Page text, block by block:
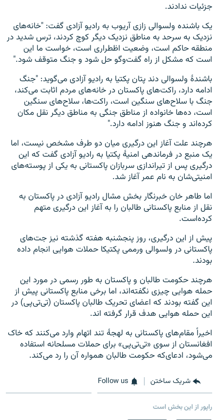
جزئیات ندادند.
یک باشنده ولسوالی زازی آریوب به رادیو آزادی گفت: "خانه‌های
نزدیک به سرحد به مناطق نزدیک دیگر کوچ کردند، ترس شدید در
منطقه حاکم است، وضعیت اظطراری است، خواست ما این
است که مشکل از راه گفت‌وگو حل شود و جنگ متوقف شود."
باشندهٔ ولسوالی دند پتان پکتیا به رادیو آزادی می‌گوید: "جنگ
ادامه دارد، راکت‌های پاکستان در خانه‌‌های مردم اثابت می‌کند،
جنگ با سلاح‌های سنگین است، راکت‌ها، سلاح‌های سنگین
است، ده‌ها خانواده از مناطق جنگی به مناطق دیگر نقل مکان
کرده‌اند و جنگ هنوز ادامه دارد."
هرچند علت آغاز این درگیری میان دو طرف مشخص نیست، اما
یک منبع در فرماندهی امنیهٔ پکتیا به رادیو آزادی گفت که این
درگیری پس از تیراندازی سربازان پاکستانی به یکی از پوسته‌های
امنیتی‌شان به نام عمر آغاز شد.
اما طاهر خان خبرنگار بخش مشال رادیو آزادی در پاکستان به
نقل از منابع پاکستانی طالبان را به آغاز این درگیری متهم
کرده‌است.
پیش از این درگیری، روز پنجشنبه هفته گذشته نیز جت‌های
پاکستانی در ولسوالی ورممی پکتیکا حملات هوایی انجام داده
بودند.
هرچند حکومت طالبان و پاکستان به طور رسمی در مورد این
حمله هوایی چیزی نگفته‌اند، اما برخی منابع پاکستانی پیش از
این گفته بودند که اعضای تحریک طالبان پاکستان (تی‌تی‌پی) در
این حمله هوایی هدف قرار گرفته اند.
اخیراً مقام‌های پاکستانی به لهجهٔ تند اتهام وارد می‌کنند که خاک
افغانستان از سوی «تی‌تی‌پی» برای حملات مسلحانه استفاده
می‌شود، ادعای‌که حکومت طالبان همواره آن را رد می‌کند.
شریک ساختن Follow us
راپور از این بخش است